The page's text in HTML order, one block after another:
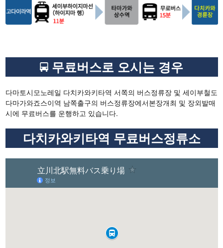
무료버스로 오시는 경우
다마토시모노레일 다치카와키타역 서쪽의 버스정류장 및 세이부철도
다마가와죠스이역 남쪽출구의 버스정류장에서본장개최 및 장외발매
시에 무료버스를 운행하고 있습니다.
다치카와키타역 무료버스정류소